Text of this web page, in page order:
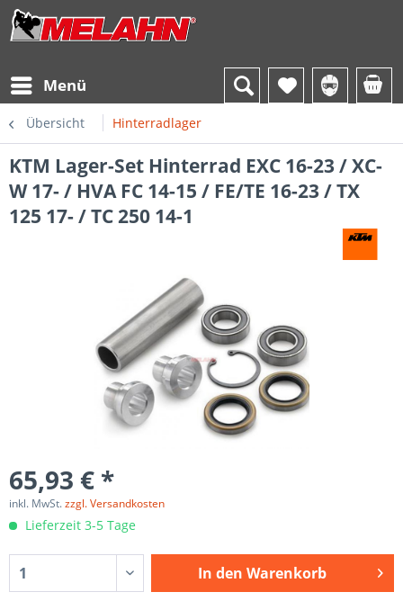
Menü
Übersicht Hinterradlager
KTM Lager-Set Hinterrad EXC 16-23 / XC-
W 17- / HVA FC 14-15 / FE/TE 16-23 / TX
125 17- / TC 250 14-1
65,93 € *
inkl. MwSt.zzgl. Versandkosten
Lieferzeit 3-5 Tage
In den Warenkorb